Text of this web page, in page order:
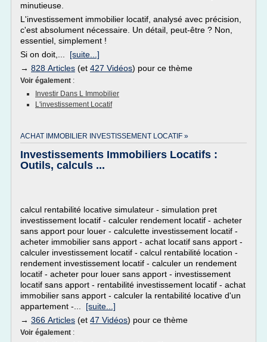
minutieuse.
L'investissement immobilier locatif, analysé avec précision,
c'est absolument nécessaire. Un détail, peut-être ? Non,
essentiel, simplement !
Si on doit,... [suite...]
→ 828 Articles (et 427 Vidéos) pour ce thème
Voir également :
Investir Dans L Immobilier
L'investissement Locatif
ACHAT IMMOBILIER INVESTISSEMENT LOCATIF »
Investissements Immobiliers Locatifs :
Outils, calculs ...
calcul rentabilité locative simulateur - simulation pret
investissement locatif - calculer rendement locatif - acheter
sans apport pour louer - calculette investissement locatif -
acheter immobilier sans apport - achat locatif sans apport -
calculer investissement locatif - calcul rentabilité location -
rendement investissement locatif - calculer un rendement
locatif - acheter pour louer sans apport - investissement
locatif sans apport - rentabilité investissement locatif - achat
immobilier sans apport - calculer la rentabilité locative d'un
appartement -... [suite...]
→ 366 Articles (et 47 Vidéos) pour ce thème
Voir également :